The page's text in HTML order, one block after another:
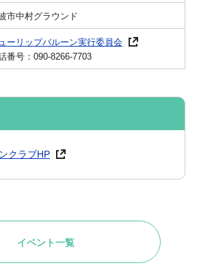
市中村グラウンド
ーリップバルーン実行委員会
番号：090-8266-7703
クラブHP
イベント一覧